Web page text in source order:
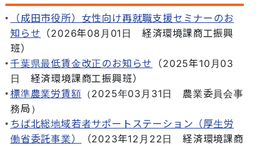
（成田市役所）女性向け再就職支援セミナーのお
知らせ （2026年08月01日
経済環境課商工振興
班）
千葉県最低賃金改正のお知らせ
（2025年10月03
日
経済環境課商工振興班）
標準農業労賃額 （2025年03月31日
農業委員会事
務局 ）
ちば北総地域若者サポートステーション（厚生労
働省委託事業）
（2023年12月22日
経済環境課商